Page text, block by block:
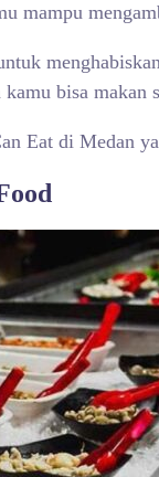
bisa
Eat di Medan